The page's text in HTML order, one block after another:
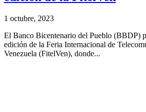
1 octubre, 2023
El Banco Bicentenario del Pueblo (BBDP)
edición de la Feria Internacional de
Venezuela (FitelVen), donde...